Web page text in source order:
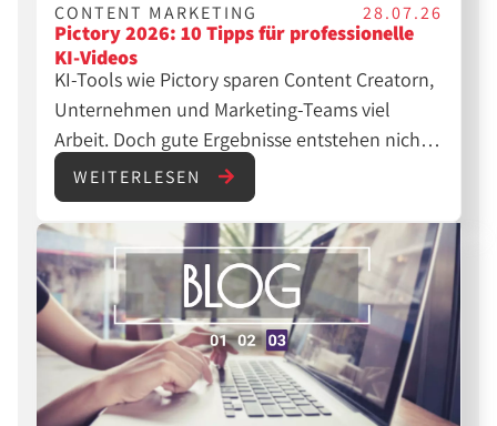
CONTENT MARKETING 28.07.26
Pictory 2026: 10 Tipps für professionelle
KI-Videos
KI-Tools wie Pictory sparen Content Creatorn,
Unternehmen und Marketing-Teams viel
Arbeit. Doch gute Ergebnisse entstehen nicht
automatisch. Mit den richtigen Einstellungen,
einer klaren Struktur und etwas
Nachbearbeitung lassen sich aus einfachen
Texten professionelle Videos für YouTube,
Instagram, TikTok oder LinkedIn erstellen.
WEITERLESEN